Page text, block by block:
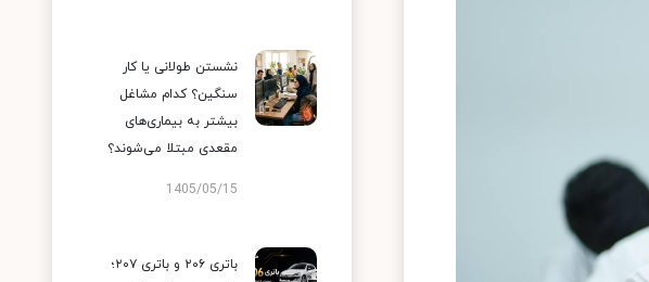
نشستن طولانی یا کار
سنگین؟ کدام مشاغل
بیشتر به بیماری‌های
مقعدی مبتلا می‌شوند؟
1405/05/15
باتری ۲۰۶ و باتری ۲۰۷؛